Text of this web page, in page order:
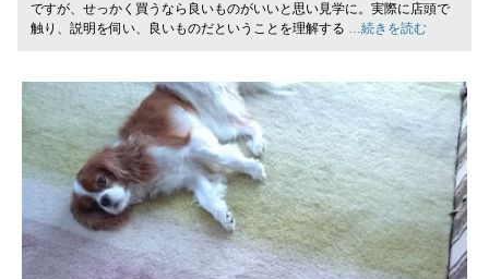
ですが、せっかく買うなら良いものがいいと思い見学に。実際に店頭で
触り、説明を伺い、良いものだということを理解する …続きを読む